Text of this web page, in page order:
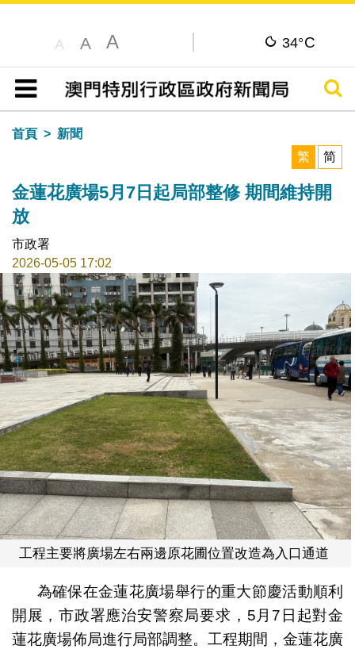
A A A 34°C
目錄
搜尋
首頁
新聞
繁
简
金蓮花廣場5月7日起局部整修 期間維持開
放
市政署
2026-05-05 17:02
工程主要將廣場左右兩邊原花圃位置改造為入口通道
為確保在金蓮花廣場舉行的重大節慶活動順利
開展，市政署應治安警察局要求，5月7日起對金
蓮花廣場佈局進行局部調整。工程期間，金蓮花廣